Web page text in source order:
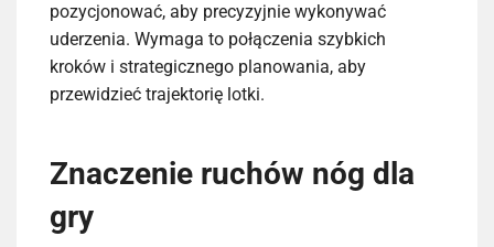
pozycjonować, aby precyzyjnie wykonywać
uderzenia. Wymaga to połączenia szybkich
kroków i strategicznego planowania, aby
przewidzieć trajektorię lotki.
Znaczenie ruchów nóg dla
gry